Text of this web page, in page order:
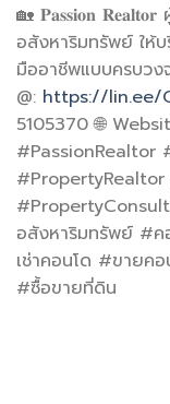
🏡 𝐏𝐚𝐬𝐬𝐢𝐨𝐧
อสังหาริมทรัพย์ ให้บ
มืออาชีพแบบครบวง
@: https://lin.ee/
5105370 🌐
#PassionRealtor
อสังหาริมทรัพย์ #ค
เช่าคอนโด #ขายค
#ซื้อขายที่ดิน